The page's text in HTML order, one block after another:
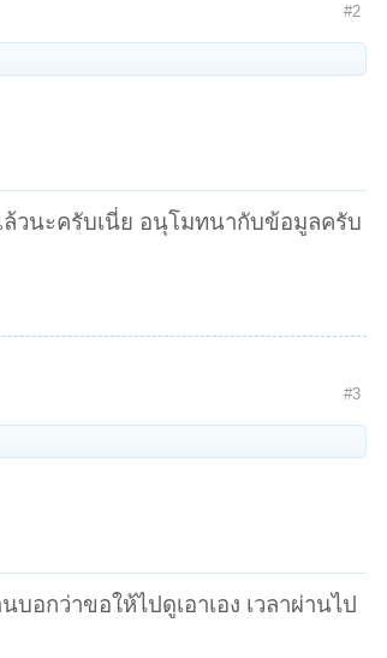
#2
วนะครับเนี่ย อนุโมทนากับข้อมูลครับ
#3
กว่าขอให้ไปดูเอาเอง เวลาผ่านไป